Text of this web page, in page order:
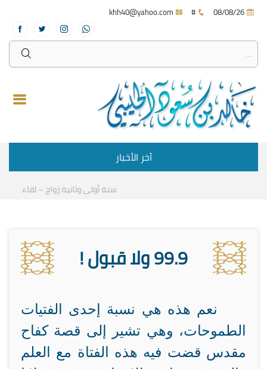
#
آخر الأخبار
سنة أولى وثانية زواج – لقاء مع
99.9 ولا قبول !
نعم هذه هي نسبة إحدى الفتيات
الطموحات، وهي تشير إلى قصة كفاح
مقدس قضت فيه هذه الفتاة مع العلم